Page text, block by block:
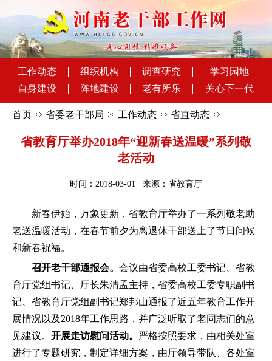
工作动态 组织机构 调查研究
学习园地
自身建设
阵地建设 老有所乐 关心下一代
首页 省委老干部局 工作动态 省直动态
省教育厅举办2018年“迎新春送温暖”系列敬
老活动
时间：2018-03-01 来源：省教育厅
新春伊始，万象更新，省教育厅举办了一系列敬老助
老送温暖活动，在春节前夕为离退休干部送上了节日问候
和新春祝福。
召开老干部通报会。 会议由省委高校工委书记、省教
育厅党组书记、厅长朱清孟主持，省委高校工委专职副书
记、省教育厅党组副书记郑邦山通报了近五年教育工作开
展情况以及2018年工作思路，并广泛听取了老同志们的意
见建议。 开展走访慰问活动。 严格按照要求，由相关处室
进行了专题研究，制定详细方案，由厅领导带队、各处室